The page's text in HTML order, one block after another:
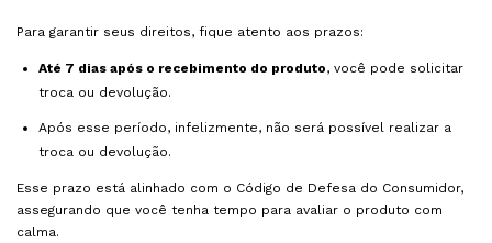
Para garantir seus direitos, fique atento aos prazos:
Até 7 dias após o recebimento do produto, você pode solicitar
troca ou devolução.
Após esse período, infelizmente, não será possível realizar a
troca ou devolução.
Esse prazo está alinhado com o Código de Defesa do Consumidor,
assegurando que você tenha tempo para avaliar o produto com
calma.